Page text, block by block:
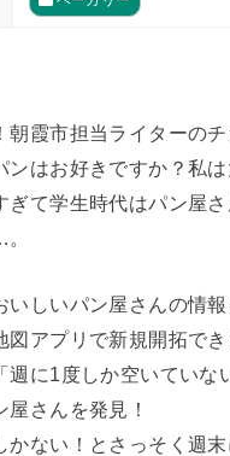
朝霞市担当ライターのチ
ンはお好きですか？私は
ぎて学生時代はパン屋
いしいパン屋さんの情報
図アプリで新規開拓で
週に1度しか空いていな
屋さんを発見！
かない！とさっそく週